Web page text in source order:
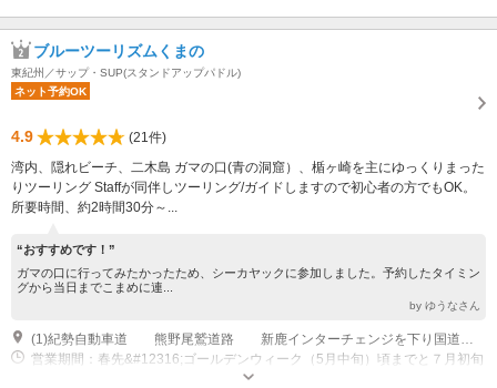
ブルーツーリズムくまの
東紀州／サップ・SUP(スタンドアップパドル)
ネット予約OK
4.9
(21件)
湾内、隠れビーチ、二木島 ガマの口(青の洞窟）、楯ヶ崎を主にゆっくりまった
りツーリング Staffが同伴しツーリング/ガイドしますので初心者の方でもOK。
所要時間、約2時間30分～...
“おすすめです！”
ガマの口に行ってみたかったため、シーカヤックに参加しました。予約したタイミン
グから当日までこまめに連...
by ゆうなさん
営業期間：春先&#12316;ゴールデンウィーク（5月中旬）頃までと７月初旬
&#12316;１０月末頃迄 各種体験を開催中！！